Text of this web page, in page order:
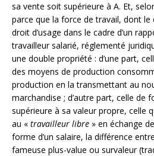
sa vente soit supérieure à A. Et,
parce que la force de travail, dont le
droit d’usage dans le cadre d’un
travailleur salarié, réglementé
une double propriété : d’une part,
des moyens de production
production en la transmettant au
marchandise ; d’autre part, celle de
supérieure à sa valeur propre, celle
au « travailleur libre » en échange
forme d’un salaire, la différence
fameuse plus-value ou survaleur